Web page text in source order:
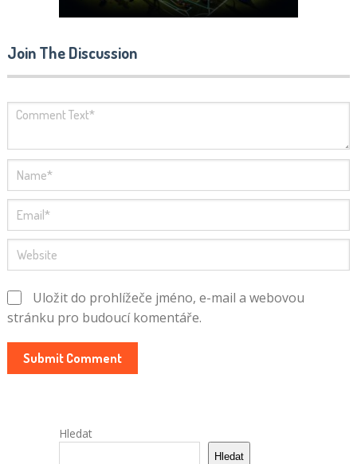
Join The Discussion
Uložit do prohlížeče jméno, e-mail a webovou
stránku pro budoucí komentáře.
Hledat
Hledat